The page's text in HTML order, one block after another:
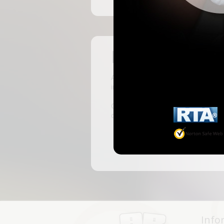
Pas encore
ABKingdom est le site français de
inscrivant, vous pourrez accéder
C'est rapide et gratuit, des milliers
discussions, faire des rencontres,